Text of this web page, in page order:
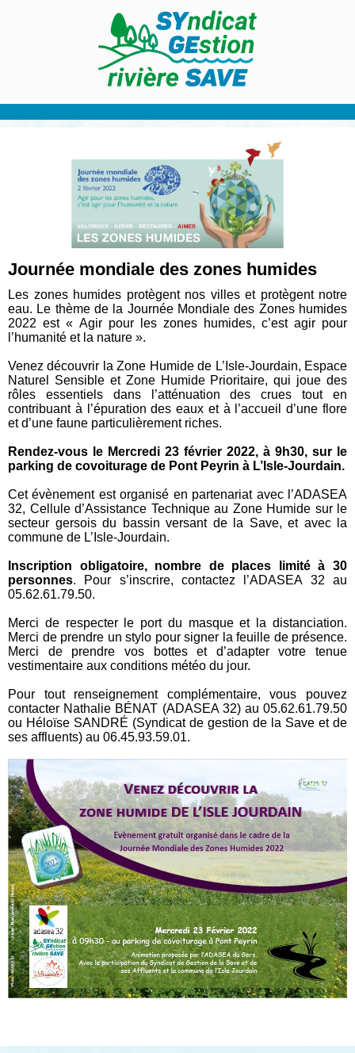
Journée mondiale des zones humides
Les zones humides protègent nos villes et protègent notre
eau. Le thème de la Journée Mondiale des Zones humides
2022 est « Agir pour les zones humides, c’est agir pour
l’humanité et la nature ».
Venez découvrir la Zone Humide de L’Isle-Jourdain, Espace
Naturel Sensible et Zone Humide Prioritaire, qui joue des
rôles essentiels dans l’atténuation des crues tout en
contribuant à l’épuration des eaux et à l’accueil d’une flore
et d’une faune particulièrement riches.
Rendez-vous le Mercredi 23 février 2022, à 9h30, sur le
parking de covoiturage de Pont Peyrin à L’Isle-Jourdain.
Cet évènement est organisé en partenariat avec l’ADASEA
32, Cellule d’Assistance Technique au Zone Humide sur le
secteur gersois du bassin versant de la Save, et avec la
commune de L’Isle-Jourdain.
Inscription obligatoire, nombre de places limité à 30
personnes. Pour s’inscrire, contactez l’ADASEA 32 au
05.62.61.79.50.
Merci de respecter le port du masque et la distanciation.
Merci de prendre un stylo pour signer la feuille de présence.
Merci de prendre vos bottes et d’adapter votre tenue
vestimentaire aux conditions météo du jour.
Pour tout renseignement complémentaire, vous pouvez
contacter Nathalie BÉNAT (ADASEA 32) au 05.62.61.79.50
ou Héloïse SANDRÉ (Syndicat de gestion de la Save et de
ses affluents) au 06.45.93.59.01.